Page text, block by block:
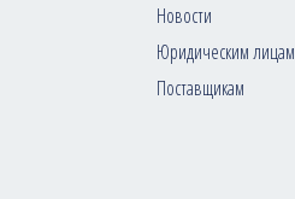
Новости
Юридическим лицам
Поставщикам